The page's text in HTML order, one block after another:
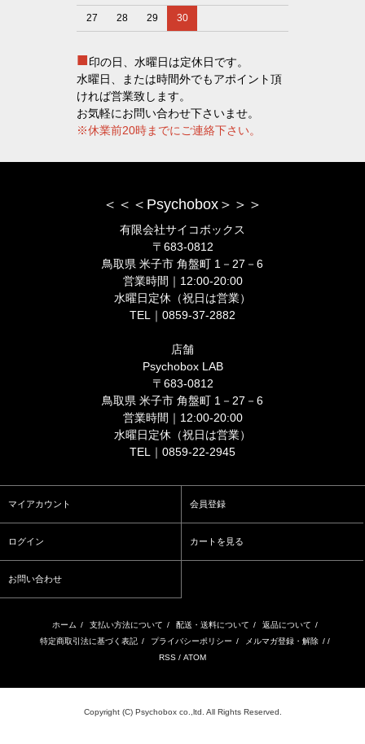
27 28 29 30
■印の日、水曜日は定休日です。
水曜日、または時間外でもアポイント頂
ければ営業致します。
お気軽にお問い合わせ下さいませ。
※休業前20時までにご連絡下さい。
＜＜＜Psychobox＞＞＞
有限会社サイコボックス
〒683-0812
鳥取県 米子市 角盤町 1－27－6
営業時間｜12:00-20:00
水曜日定休（祝日は営業）
TEL｜0859-37-2882
店舗
Psychobox LAB
〒683-0812
鳥取県 米子市 角盤町 1－27－6
営業時間｜12:00-20:00
水曜日定休（祝日は営業）
TEL｜0859-22-2945
マイアカウント 会員登録
ログイン カートを見る
お問い合わせ
ホーム / 支払い方法について / 配送・送料について / 返品について /
特定商取引法に基づく表記 / プライバシーポリシー / メルマガ登録・解除 / /
RSS / ATOM
Copyright (C) Psychobox co.,ltd. All Rights Reserved.